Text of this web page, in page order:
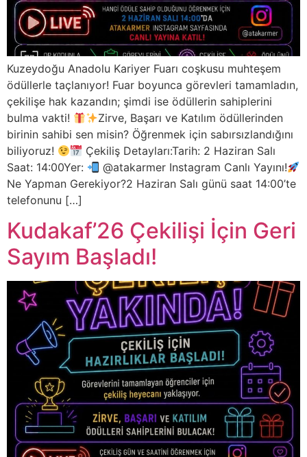
Kuzeydoğu Anadolu Kariyer Fuarı coşkusu muhteşem
ödüllerle taçlanıyor! Fuar boyunca görevleri tamamladın,
çekilişe hak kazandın; şimdi ise ödüllerin sahiplerini
bulma vakti!
​Zirve, Başarı ve Katılım ödüllerinden
birinin sahibi sen misin? Öğrenmek için sabırsızlandığını
biliyoruz!
Çekiliş Detayları:​Tarih: 2 Haziran Salı​
Saat: 14:00​Yer:
@atakarmer Instagram Canlı Yayını!​
Ne Yapman Gerekiyor?​2 Haziran Salı günü saat 14:00’te
telefonunu […]
Kudakaf’26 Çekilişi İçin Geri
Sayım Başladı!